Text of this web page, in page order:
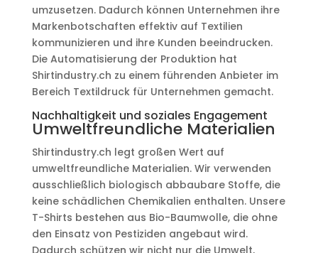
umzusetzen. Dadurch können Unternehmen ihre
Markenbotschaften effektiv auf Textilien
kommunizieren und ihre Kunden beeindrucken.
Die Automatisierung der Produktion hat
Shirtindustry.ch zu einem führenden Anbieter im
Bereich Textildruck für Unternehmen gemacht.
Nachhaltigkeit und soziales Engagement
Umweltfreundliche Materialien
Shirtindustry.ch legt großen Wert auf
umweltfreundliche Materialien. Wir verwenden
ausschließlich biologisch abbaubare Stoffe, die
keine schädlichen Chemikalien enthalten. Unsere
T-Shirts bestehen aus Bio-Baumwolle, die ohne
den Einsatz von Pestiziden angebaut wird.
Dadurch schützen wir nicht nur die Umwelt,